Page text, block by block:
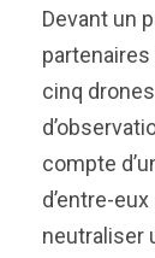
Devant un
cinq
compte
d’entre-
neutraliser